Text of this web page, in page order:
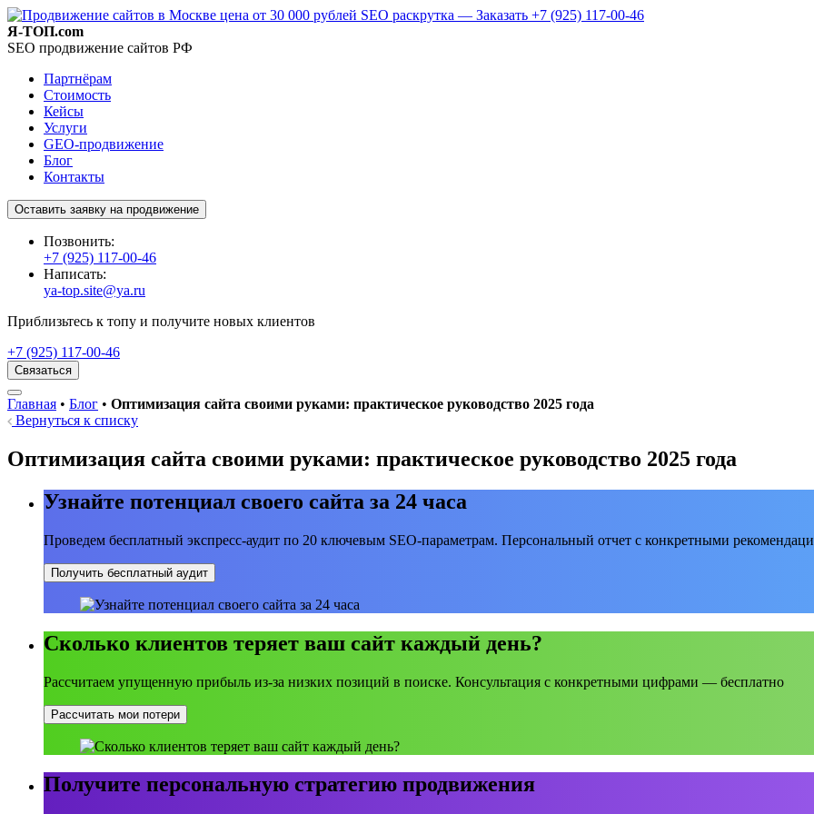
Я-ТОП.com
SEO продвижение сайтов РФ
Партнёрам
Стоимость
Кейсы
Услуги
GEO-продвижение
Блог
Контакты
Оставить заявку на продвижение
Позвонить:
+7 (925) 117-00-46
Написать:
ya-top.site@ya.ru
Приблизьтесь к топу и получите новых клиентов
+7 (925) 117-00-46
Связаться
Главная • Блог • Оптимизация сайта своими руками: практическое руководство 2025 года
Вернуться к списку
Оптимизация сайта своими руками: практическое руководство 2025 года
Узнайте потенциал своего сайта за 24 часа
Проведем бесплатный экспресс-аудит по 20 ключевым SEO-параметрам. Персональный отчет с конкретными
Получить бесплатный аудит
Сколько клиентов теряет ваш сайт каждый день?
Рассчитаем упущенную прибыль из-за низких позиций в поиске. Консультация с конкретными цифрами — бесплатно
Рассчитать мои потери
Получите персональную стратегию продвижения